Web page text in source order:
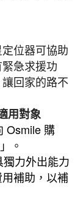
位器可協助
急求援功
回家的路不
用對象
Osmile 購
。
力外出能力
補助，以補